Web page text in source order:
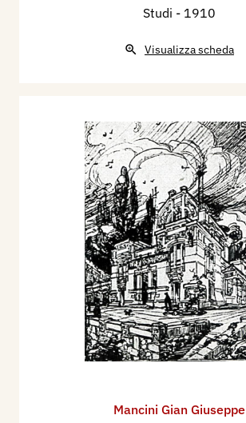
Studi - 1910
Visualizza scheda
Mancini Gian Giuseppe